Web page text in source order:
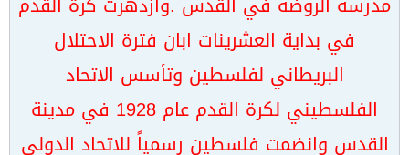
في بداية العشرينات ابان فترة الاحتلال
البريطاني لفلسطين وتأسس الاتحاد
الفلسطيني لكرة القدم عام 1928 في مدينة
القدس وانضمت فلسطين رسمياً للاتحاد الدولي